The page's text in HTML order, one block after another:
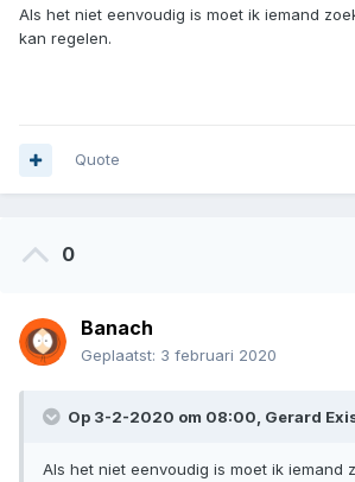
Als het niet eenvoudig is moet ik iemand
kan regelen.
Quote
0
Banach
Geplaatst: 3 februari 2020
Op 3-2-2020 om 08:00, Gerard
Als het niet eenvoudig is moet ik iemand